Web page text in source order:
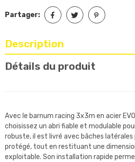
Partager:
Description
Détails du produit
Avec le barnum racing 3x3m en acier
choisissez un abri fiable et modulable
robuste, il est livré avec bâches latérales
protégé, tout en restituant une
exploitable. Son installation rapide